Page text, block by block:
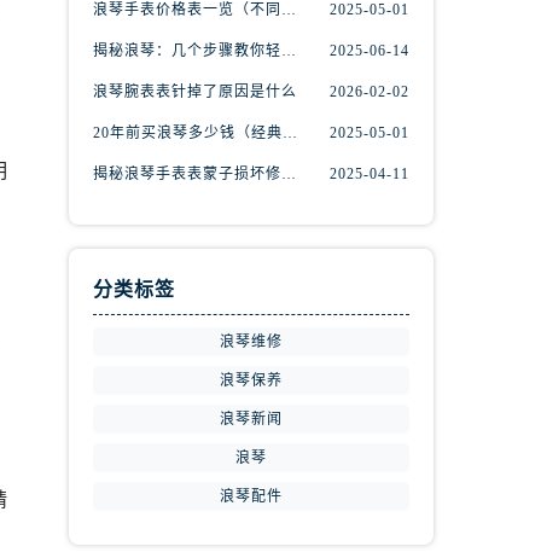
浪琴手表价格表一览（不同系列与款式的价格区间） 2025-05-01
揭秘浪琴：几个步骤教你轻松辨别真伪 2025-06-14
浪琴腕表表针掉了原因是什么 2026-02-02
20年前买浪琴多少钱（经典名表的市场价值回顾） 2025-05-01
揭秘浪琴手表表蒙子损坏修复秘籍，轻松重获透明之美！ 2025-04-11
分类标签
浪琴维修
浪琴保养
浪琴新闻
浪琴
浪琴配件